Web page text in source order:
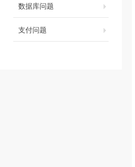
数据库问题
支付问题